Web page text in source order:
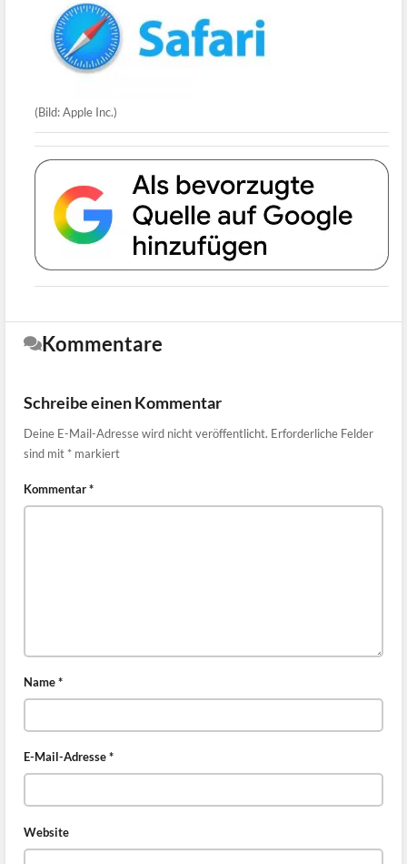
(Bild: Apple Inc.)
Kommentare
Schreibe einen Kommentar
Deine E-Mail-Adresse wird nicht veröffentlicht. Erforderliche Felder
sind mit * markiert
Kommentar*
Name*
E-Mail-Adresse*
Website